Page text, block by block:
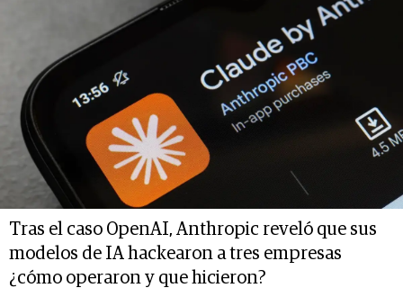
Tras el caso OpenAI, Anthropic reveló que sus
modelos de IA hackearon a tres empresas
¿cómo operaron y que hicieron?